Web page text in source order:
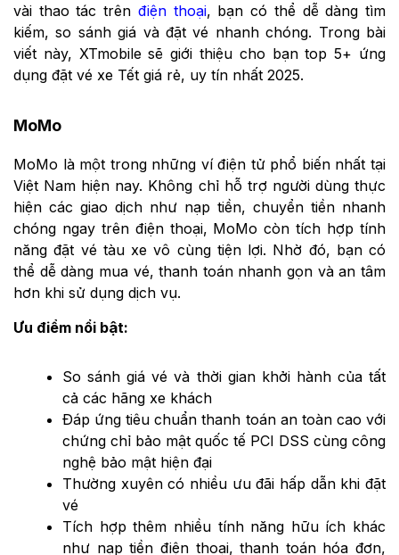
vài thao tác trên điện thoại, bạn có thể dễ dàng tìm
kiếm, so sánh giá và đặt vé nhanh chóng. Trong bài
viết này, XTmobile sẽ giới thiệu cho bạn top 5+ ứng
dụng đặt vé xe Tết giá rẻ, uy tín nhất 2025.
MoMo
MoMo là một trong những ví điện tử phổ biến nhất tại
Việt Nam hiện nay. Không chỉ hỗ trợ người dùng thực
hiện các giao dịch như nạp tiền, chuyển tiền nhanh
chóng ngay trên điện thoại, MoMo còn tích hợp tính
năng đặt vé tàu xe vô cùng tiện lợi. Nhờ đó, bạn có
thể dễ dàng mua vé, thanh toán nhanh gọn và an tâm
hơn khi sử dụng dịch vụ.
Ưu điểm nổi bật:
So sánh giá vé và thời gian khởi hành của tất
cả các hãng xe khách
Đáp ứng tiêu chuẩn thanh toán an toàn cao với
chứng chỉ bảo mật quốc tế PCI DSS cùng công
nghệ bảo mật hiện đại
Thường xuyên có nhiều ưu đãi hấp dẫn khi đặt
vé
Tích hợp thêm nhiều tính năng hữu ích khác
như nạp tiền điện thoại, thanh toán hóa đơn,